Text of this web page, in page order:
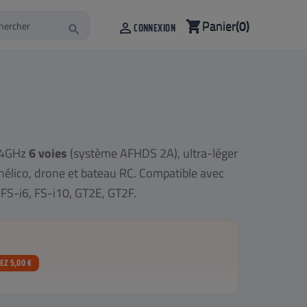
search CONNEXION shopping_cartPanier(0)
6 voies (système AFHDS 2A), ultra-léger
drone et bateau RC. Compatible avec
i6, FS-i10, GT2E, GT2F.
5,00 €